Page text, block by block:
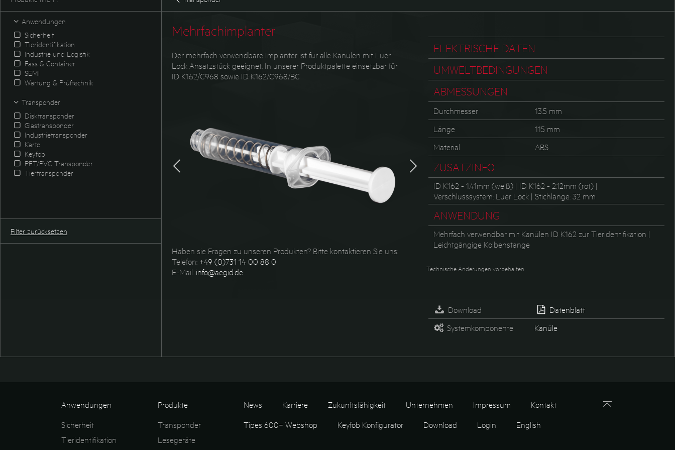
Anwendungen
Sicherheit
Tieridentifikation
Industrie und Logistik
Fass & Container
SEMI
Wartung & Prüftechnik
Transponder
Disktransponder
Glastransponder
Industrietransponder
Karte
Keyfob
PET/PVC Transponder
Tiertransponder
Filter zurücksetzen
Mehrfachimplanter
Der mehrfach verwendbare Implanter ist für alle Kanülen mit Luer-
Lock Ansatzstück geeignet. In unserer Produktpalette einsetzbar für
ID K162/C968 sowie ID K162/C968/BC
Haben sie Fragen zu unseren Produkten? Bitte kontaktieren Sie uns:
Telefon: +49 (0)731 14 00 88 0
E-Mail: info@aegid.de
ELEKTRISCHE DATEN
UMWELTBEDINGUNGEN
ABMESSUNGEN
Durchmesser
13.5 mm
Länge
115 mm
Material
ABS
ZUSATZINFO
ID K162 - 1.41mm (weiß) | ID K162 - 2.12mm (rot) |
Verschlusssystem: Luer Lock | Stichlänge: 32 mm
ANWENDUNG
Mehrfach verwendbar mit Kanülen ID K162 zur Tieridentifikation |
Leichtgängige Kolbenstange
Technische Änderungen vorbehalten
Download
Datenblatt
Systemkomponente
Kanüle
Anwendungen
Sicherheit
Tieridentifikation
Produkte
Transponder
Lesegeräte
News Karriere Zukunftsfähigkeit Unternehmen Impressum Kontakt
Tipes 600+ Webshop Keyfob Konfigurator Download Login English